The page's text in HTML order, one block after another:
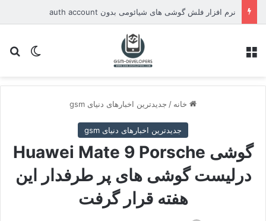
نرم افزار فلش گوشی های شیائومی بدون auth account
تغییر
خانه / جدیدترین اخبارهای دنیای gsm
جدیدترین اخبارهای دنیای gsm
گوشی Huawei Mate 9 Porsche
درلیست گوشی های پر طرفدار این
هفته قرار گرفت